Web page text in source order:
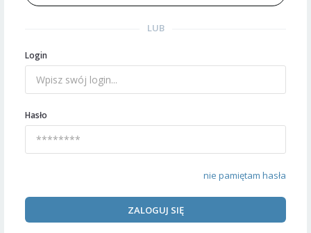
LUB
Login
Hasło
nie pamiętam hasła
ZALOGUJ SIĘ